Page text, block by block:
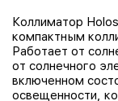
Коллиматор
компактным
Работает от
от солнечного
включенном
освещенности,